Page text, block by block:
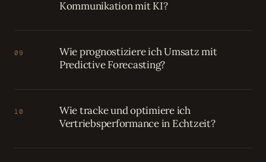
Kommunikation mit KI?
09
Wie prognostiziere ich Umsatz mit
Predictive Forecasting?
10
Wie tracke und optimiere ich
Vertriebsperformance in Echtzeit?